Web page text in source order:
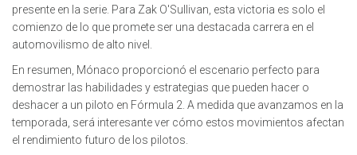
presente en la serie. Para Zak O'Sullivan, esta victoria es solo el
comienzo de lo que promete ser una destacada carrera en el
automovilismo de alto nivel.
En resumen, Mónaco proporcionó el escenario perfecto para
demostrar las habilidades y estrategias que pueden hacer o
deshacer a un piloto en Fórmula 2. A medida que avanzamos en la
temporada, será interesante ver cómo estos movimientos afectan
el rendimiento futuro de los pilotos.